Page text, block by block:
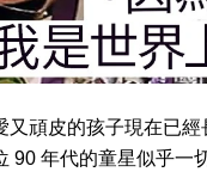
又頑皮的孩子現在已
90 年代的童星似乎一